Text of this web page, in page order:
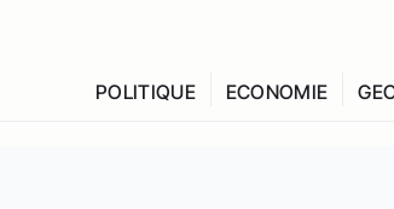
POLITIQUE ECONOMIE